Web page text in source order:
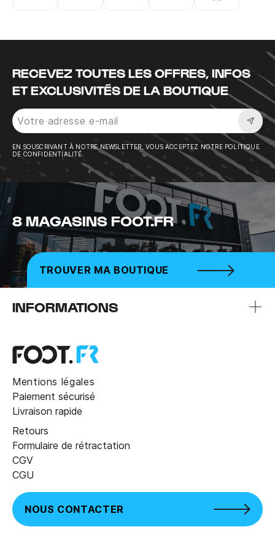
RECEVEZ TOUTES LES OFFRES, INFOS
ET EXCLUSIVITÉS DE LA BOUTIQUE
EN SOUSCRIVANT À NOTRE NEWSLETTER, VOUS ACCEPTEZ NOTRE POLITIQUE
DE CONFIDENTIALITÉ.
8 MAGASINS FOOT.FR
TROUVER MA BOUTIQUE
INFORMATIONS
Mentions légales
Paiement sécurisé
Livraison rapide
Retours
Formulaire de rétractation
CGV
CGU
NOUS CONTACTER